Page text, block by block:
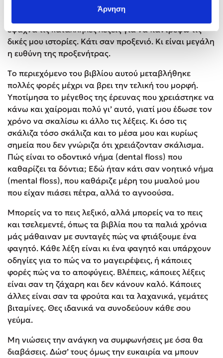
Άρνηση
ανακάλυπτα μαγικές λέξεις, που με συνέπαιρναν κι
έψαχνα τις κατάλληλες λέξεις για να παντρέψω τις
δικές μου ιστορίες. Κάτι σαν προξενιό. Κι είναι μεγάλη
η ευθύνη της προξενήτρας.
Tο περιεχόμενο του βιβλίου αυτού μεταβλήθηκε
πολλές φορές μέχρι να βρει την τελική του μορφή.
Υποτίμησα το μέγεθος της έρευνας που χρειάστηκε να
κάνω και χαίρομαι πολύ γι’ αυτό, γιατί μου έδωσε τον
χρόνο να σκαλίσω κι άλλο τις λέξεις. Κι όσο τις
σκάλιζα τόσο σκάλιζα και το μέσα μου και κυρίως
σημεία που δεν γνώριζα ότι χρειάζονταν σκάλισμα.
Πώς είναι το οδοντικό νήμα (dental floss) που
καθαρίζει τα δόντια; Εδώ ήταν κάτι σαν νοητικό νήμα
(mental floss), που καθάριζε μέρη του μυαλού μου
που είχαν πιάσει πέτρα, αλλά το αγνοούσα.
Μπορείς να το πεις λεξικό, αλλά μπορείς να το πεις
και τσελεμεντέ, όπως τα βιβλία που τα παλιά χρόνια
μάς μάθαιναν με συνταγές πώς να φτιάξουμε ένα
φαγητό. Κάθε λέξη είναι κι ένα φαγητό και υπάρχουν
οδηγίες για το πώς να το μαγειρέψεις, ή κάποιες
φορές πώς να το αποφύγεις. Βλέπεις, κάποιες λέξεις
είναι σαν τη ζάχαρη και δεν κάνουν καλό. Κάποιες
άλλες είναι σαν τα φρούτα και τα λαχανικά, γεμάτες
βιταμίνες. Θες ιδανικά να συνοδεύουν κάθε σου
γεύμα.
Μη νιώσεις την ανάγκη να συμφωνήσεις με όσα θα
διαβάσεις. Δώσ’ τους όμως την ευκαιρία να μπουν